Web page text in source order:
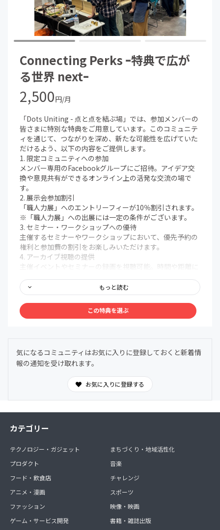
Connecting Perks ｰ特典で広が
る世界 nextｰ
2,500円/月
「Dots Uniting - 点と点を結ぶ場」では、参加メンバーの
皆さまに特別な特典をご用意しています。このコミュニテ
ィを通じて、つながりを深め、新たな可能性を広げていた
だけるよう、以下の内容をご提供します。
1. 限定コミュニティへの参加
メンバー専用のFacebookグループにご招待。アイデア交
換や意見共有ができるオンライン上の活発な交流の場で
す。
2. 展示会参加割引
「職人力展」へのエントリーフィーが10％割引されます。
※「職人力展」への出展には一定の条件がございます。
3. セミナー・ワークショップへの優待
主催するセミナーやワークショップにおいて、優先予約の
権利と参加費の割引をお楽しみいただけます。
4. アーカイブ視聴の提供
主催イベントやセミナーの録画を視聴可能。時間や距離に
5. 一般社団法人Connecting Dots 社員総会への参加及び
1個の議決権を有します。
これらの特典を通じて、メンバー一人ひとりの成長と創造
性を応援し、コミュニティ全体で新しい価値を生み出すこ
もっと読む
この特典を選ぶ
気になるコミュニティはお気に入りに登録しておくと新着情
報の通知を受け取れます。
お気に入りに登録する
カテゴリー
テクノロジー・ガジェット
プロダクト
フード・飲食店
アニメ・漫画
ファッション
ゲーム・サービス開発
まちづくり・地域活性化
音楽
チャレンジ
スポーツ
映像・映画
書籍・雑誌出版